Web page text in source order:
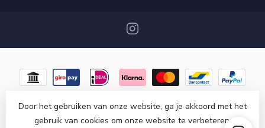
© Copyright 2026 Miracshop.nl- Powered byLightspeed-
Door het gebruiken van onze website, ga je akkoord met het
gebruik van cookies om onze website te verbeteren.